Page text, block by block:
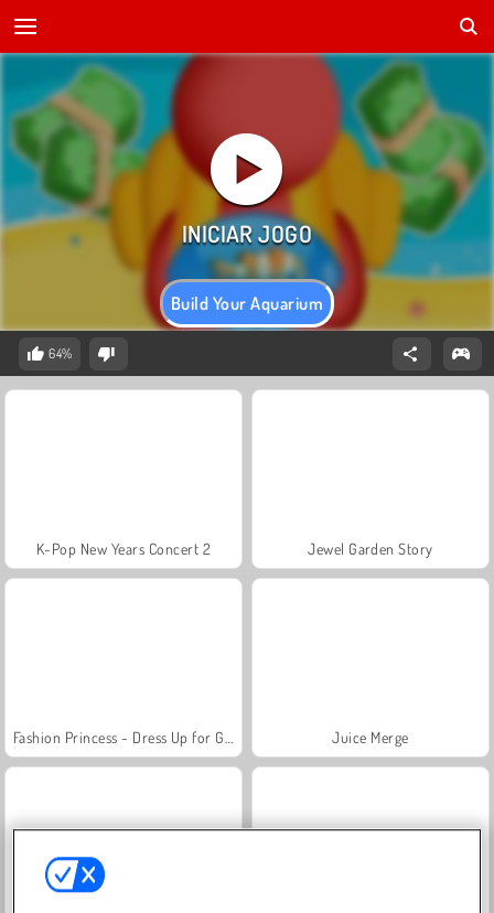
Build Your Aquarium
64%
K-Pop New Years Concert 2 Jewel Garden Story
Juice Merge